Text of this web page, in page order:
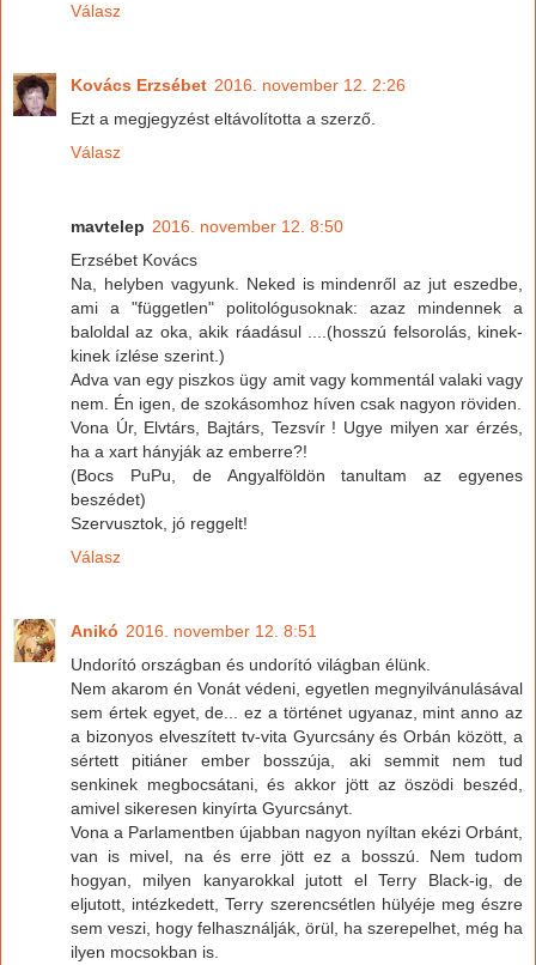
Válasz
Kovács Erzsébet 2016. november 12. 2:26
Ezt a megjegyzést eltávolította a szerző.
Válasz
mavtelep 2016. november 12. 8:50
Erzsébet Kovács
Na, helyben vagyunk. Neked is mindenről az jut eszedbe,
ami a "független" politológusoknak: azaz mindennek a
baloldal az oka, akik ráadásul ....(hosszú felsorolás, kinek-
kinek ízlése szerint.)
Adva van egy piszkos ügy amit vagy kommentál valaki vagy
nem. Én igen, de szokásomhoz híven csak nagyon röviden.
Vona Úr, Elvtárs, Bajtárs, Tezsvír ! Ugye milyen xar érzés,
ha a xart hányják az emberre?!
(Bocs PuPu, de Angyalföldön tanultam az egyenes
beszédet)
Szervusztok, jó reggelt!
Válasz
Anikó 2016. november 12. 8:51
Undorító országban és undorító világban élünk.
Nem akarom én Vonát védeni, egyetlen megnyilvánulásával
sem értek egyet, de... ez a történet ugyanaz, mint anno az
a bizonyos elveszített tv-vita Gyurcsány és Orbán között, a
sértett pitiáner ember bosszúja, aki semmit nem tud
senkinek megbocsátani, és akkor jött az öszödi beszéd,
amivel sikeresen kinyírta Gyurcsányt.
Vona a Parlamentben újabban nagyon nyíltan ekézi Orbánt,
van is mivel, na és erre jött ez a bosszú. Nem tudom
hogyan, milyen kanyarokkal jutott el Terry Black-ig, de
eljutott, intézkedett, Terry szerencsétlen hülyéje meg észre
sem veszi, hogy felhasználják, örül, ha szerepelhet, még ha
ilyen mocsokban is.